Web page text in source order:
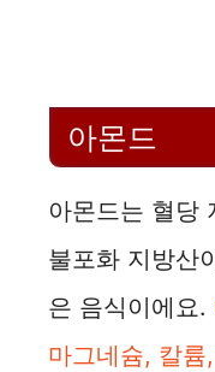
아몬드
아몬드는 혈당
불포화 지방산
은 음식이에요.
마그네슘, 칼